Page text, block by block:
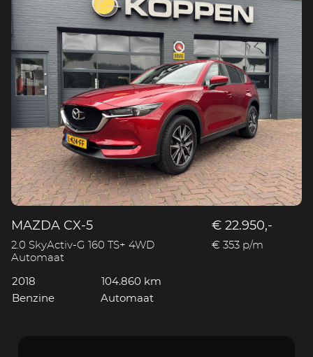
MAZDA CX-5
2.0 SkyActiv-G 160 TS+ 4WD
Automaat
€ 22.950,-
€ 353 p/m
2018
104.860 km
Benzine
Automaat